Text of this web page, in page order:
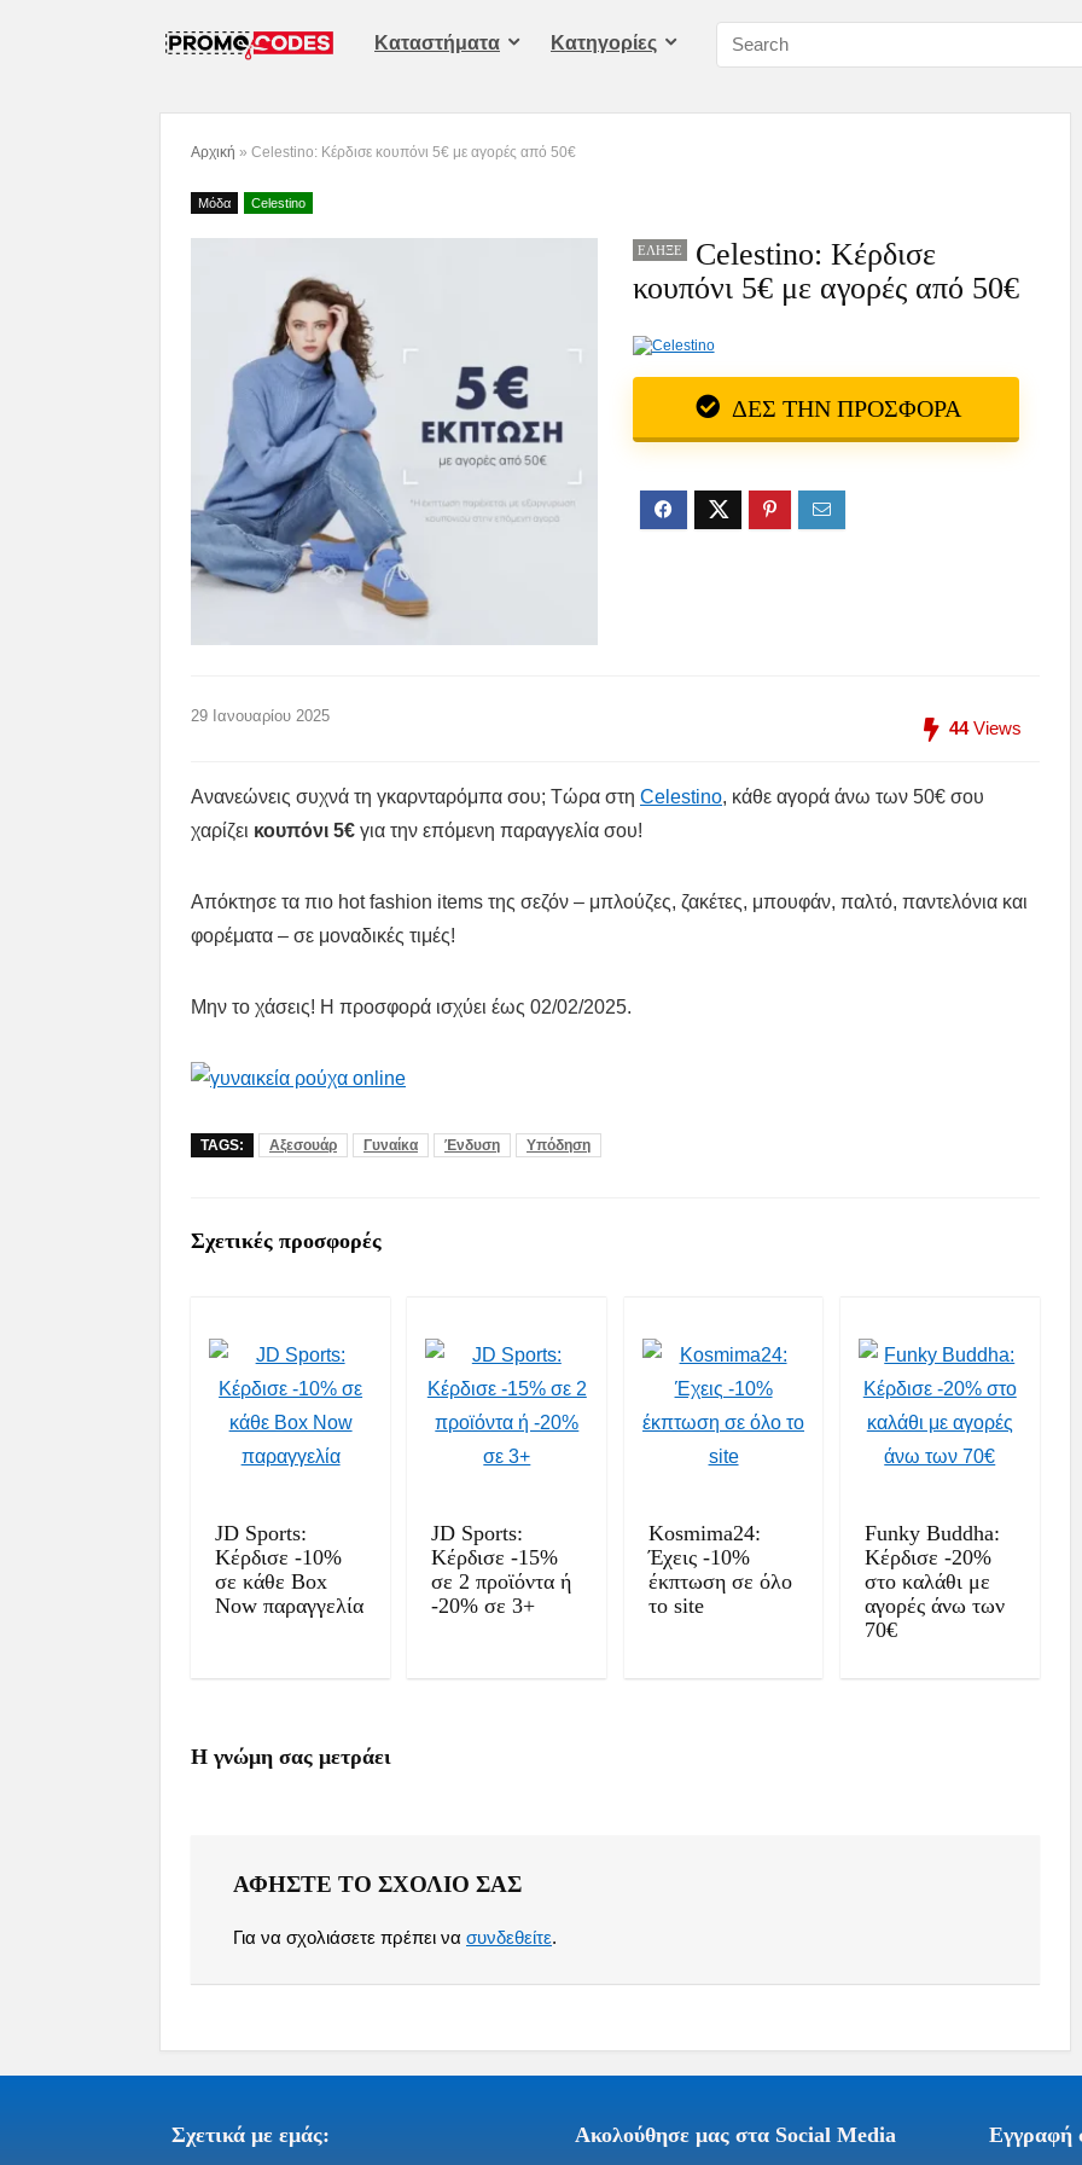
Καταστήματα Kατηγορίες
Αρχική » Celestino: Κέρδισε κουπόνι 5€ με αγορές από 50€
Μόδα Celestino
ΈΛΗΞΕ
Celestino: Κέρδισε
κουπόνι 5€ με αγορές από 50€
ΔΕΣ ΤΗΝ ΠΡΟΣΦΟΡΑ
29 Ιανουαρίου 2025
44Views
Ανανεώνεις συχνά τη γκαρνταρόμπα σου; Τώρα στη Celestino, κάθε αγορά άνω των 50€ σου
χαρίζει κουπόνι 5€ για την επόμενη παραγγελία σου!
Απόκτησε τα πιο hot fashion items της σεζόν – μπλούζες, ζακέτες, μπουφάν, παλτό, παντελόνια και
φορέματα – σε μοναδικές τιμές!
Μην το χάσεις! Η προσφορά ισχύει έως 02/02/2025.
TAGS: Αξεσουάρ Γυναίκα Ένδυση Υπόδηση
Σχετικές προσφορές
JD Sports:
Κέρδισε -10%
σε κάθε Box
Now παραγγελία
JD Sports:
Κέρδισε -15%
σε 2 προϊόντα ή
-20% σε 3+
Kosmima24:
Έχεις -10%
έκπτωση σε όλο
το site
Funky Buddha:
Κέρδισε -20%
στο καλάθι με
αγορές άνω των
70€
Η γνώμη σας μετράει
ΑΦΉΣΤΕ ΤΟ ΣΧΌΛΙΟ ΣΑΣ
Για να σχολιάσετε πρέπει να συνδεθείτε.
Σχετικά με εμάς: Ακολούθησε μας στα Social Media Εγγραφή